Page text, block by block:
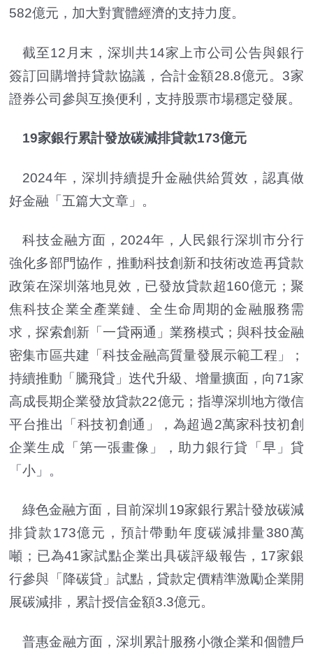
582億元，加大對實體經濟的支持力度。
截至12月末，深圳共14家上市公司公告與銀行
簽訂回購增持貸款協議，合計金額28.8億元。3家
證券公司參與互換便利，支持股票市場穩定發展。
19家銀行累計發放碳減排貸款173億元
2024年，深圳持續提升金融供給質效，認真做
好金融「五篇大文章」。
科技金融方面，2024年，人民銀行深圳市分行
強化多部門協作，推動科技創新和技術改造再貸款
政策在深圳落地見效，已發放貸款超160億元；聚
焦科技企業全產業鏈、全生命周期的金融服務需
求，探索創新「一貸兩通」業務模式；與科技金融
密集市區共建「科技金融高質量發展示範工程」；
持續推動「騰飛貸」迭代升級、增量擴面，向71家
高成長期企業發放貸款22億元；指導深圳地方徵信
平台推出「科技初創通」，為超過2萬家科技初創
企業生成「第一張畫像」，助力銀行貸「早」貸
「小」。
綠色金融方面，目前深圳19家銀行累計發放碳減
排貸款173億元，預計帶動年度碳減排量380萬
噸；已為41家試點企業出具碳評級報告，17家銀
行參與「降碳貸」試點，貸款定價精準激勵企業開
展碳減排，累計授信金額3.3億元。
普惠金融方面，深圳累計服務小微企業和個體戶